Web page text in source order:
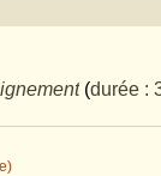
(durée :